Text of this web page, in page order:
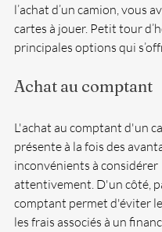
l’achat d’un camion, vous
cartes à jouer. Petit tour
principales options qui
Achat au comptant
L'achat au comptant d'un
présente à la fois des
inconvénients à considérer
attentivement. D'un côté,
comptant permet d'éviter
les frais associés à un